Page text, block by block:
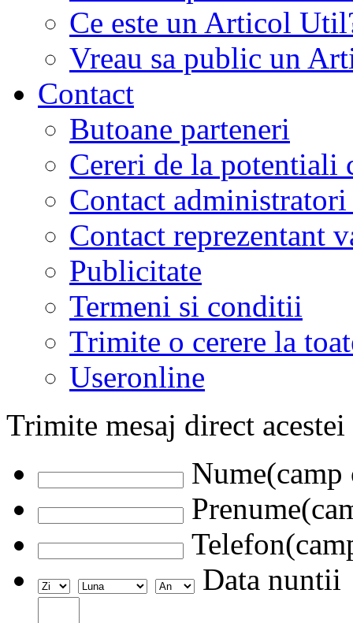
Ce este un Articol
Vreau sa public un
Contact
Butoane parteneri
Cereri de la potentiali
Contact
Contact reprezentant
Publicitate
Termeni si conditii
Trimite o cerere la
Useronline
Trimite mesaj direct
Data nuntii